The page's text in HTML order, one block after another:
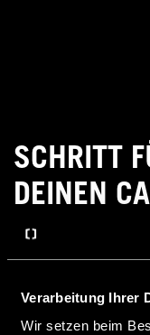
Verarbeitung Ihrer
Wir setzen beim
SCHRITT
DEINEN
3. Elektronik und